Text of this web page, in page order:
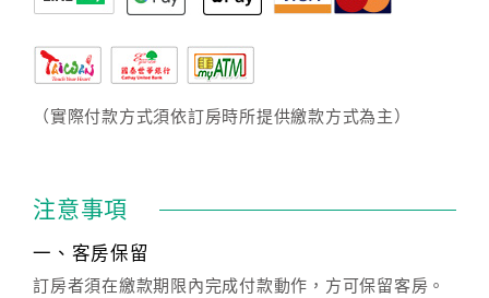
（實際付款方式須依訂房時所提供繳款方式為主）
注意事項
一、客房保留
訂房者須在繳款期限內完成付款動作，方可保留客房。